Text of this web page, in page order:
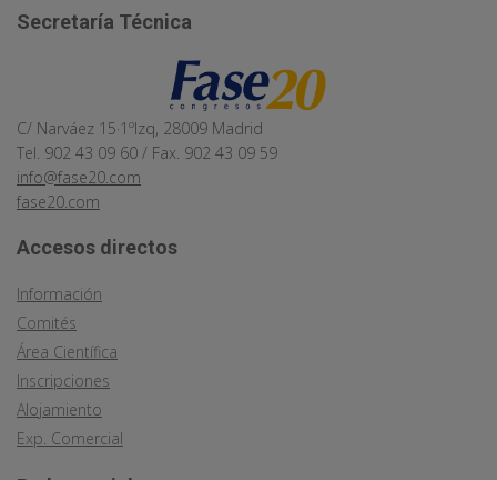
Secretaría Técnica
C/ Narváez 15·1ºIzq, 28009 Madrid
Tel. 902 43 09 60 / Fax. 902 43 09 59
info@fase20.com
fase20.com
Accesos directos
Información
Comités
Área Científica
Inscripciones
Alojamiento
Exp. Comercial